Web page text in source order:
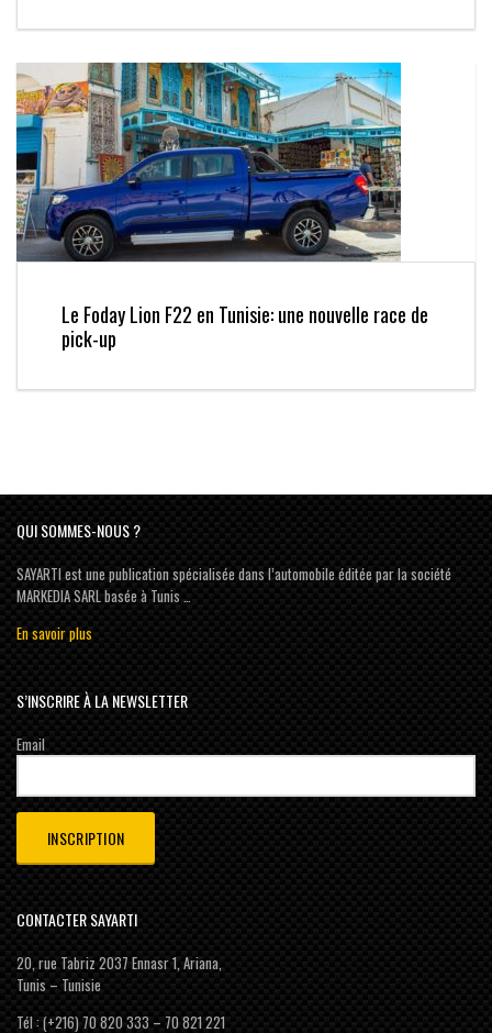
Le Foday Lion F22 en Tunisie: une nouvelle race de
pick-up
QUI SOMMES-NOUS ?
SAYARTI est une publication spécialisée dans l’automobile éditée par la société
MARKEDIA SARL basée à Tunis …
En savoir plus
S’INSCRIRE À LA NEWSLETTER
Email
CONTACTER SAYARTI
20, rue Tabriz 2037 Ennasr 1, Ariana,
Tunis – Tunisie
Tél : (+216) 70 820 333 – 70 821 221